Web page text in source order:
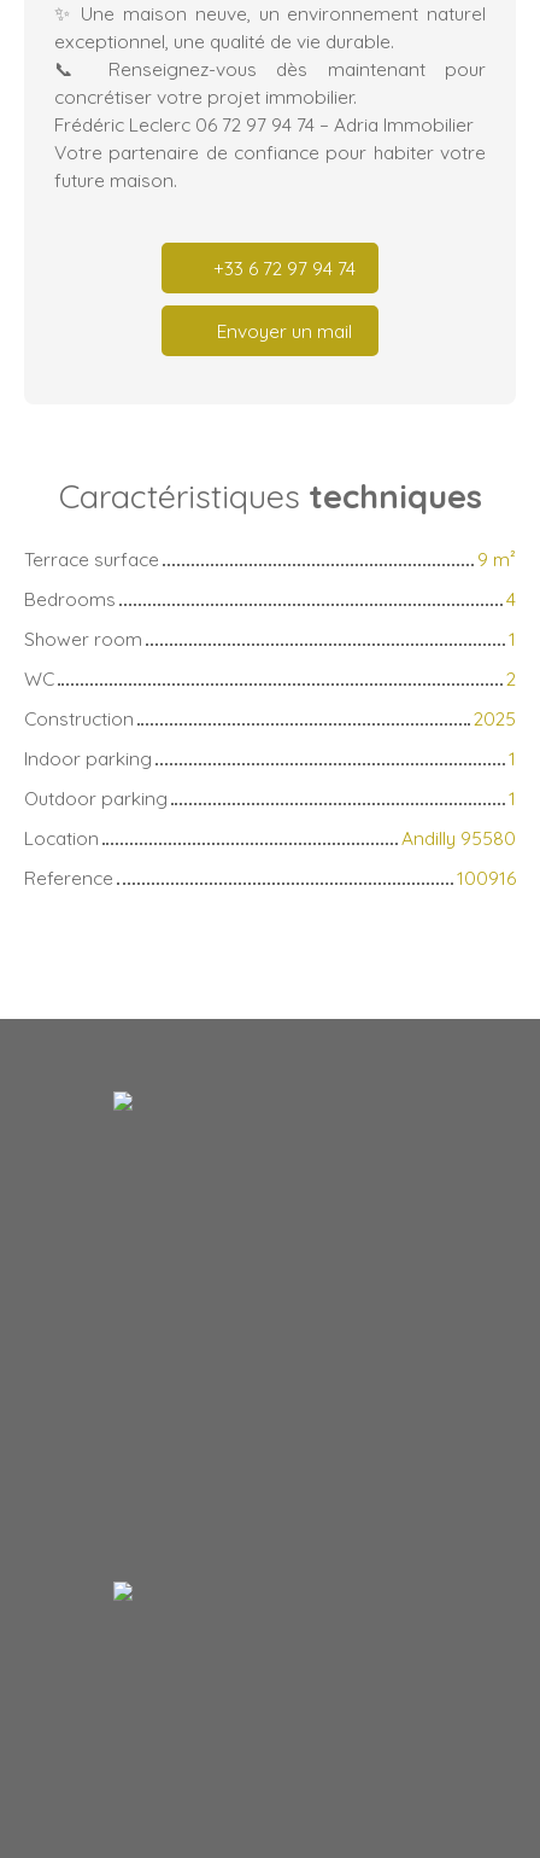
✨ Une maison neuve, un environnement naturel
exceptionnel, une qualité de vie durable.
📞 Renseignez-vous dès maintenant pour
concrétiser votre projet immobilier.
Frédéric Leclerc 06 72 97 94 74 – Adria Immobilier
Votre partenaire de confiance pour habiter votre
future maison.
+33 6 72 97 94 74
Envoyer un mail
Caractéristiques techniques
Terrace surface 9 m²
Bedrooms
4
Shower room
1
WC
2
Construction
2025
Indoor parking
1
Outdoor parking
1
Location
Andilly 95580
Reference
100916